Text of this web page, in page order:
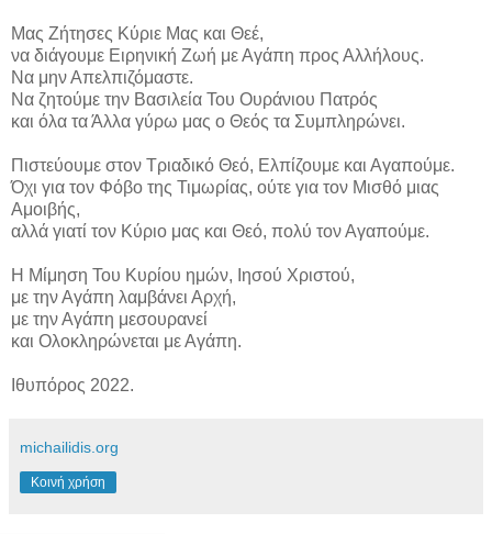
Μας Ζήτησες Κύριε Μας και Θεέ,
να διάγουμε Ειρηνική Ζωή με Αγάπη προς Αλλήλους.
Να μην Απελπιζόμαστε.
Να ζητούμε την Βασιλεία Του Ουράνιου Πατρός
και όλα τα Άλλα γύρω μας ο Θεός τα Συμπληρώνει.
Πιστεύουμε στον Τριαδικό Θεό, Ελπίζουμε και Αγαπούμε.
Όχι για τον Φόβο της Τιμωρίας, ούτε για τον Μισθό μιας
Αμοιβής,
αλλά γιατί τον Κύριο μας και Θεό, πολύ τον Αγαπούμε.
Η Μίμηση Του Κυρίου ημών, Ιησού Χριστού,
με την Αγάπη λαμβάνει Αρχή,
με την Αγάπη μεσουρανεί
και Ολοκληρώνεται με Αγάπη.
Ιθυπόρος 2022.
michailidis.org
Κοινή χρήση